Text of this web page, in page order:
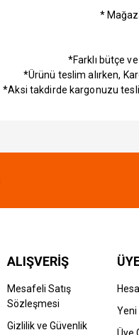
*
*Farklı bütçe
*Ürünü teslim alırken,
*Aksi takdirde kargonuzu
ALIŞVERİŞ
Mesafeli Satış
Sözleşmesi
Gizlilik ve Güvenlik
Yeni